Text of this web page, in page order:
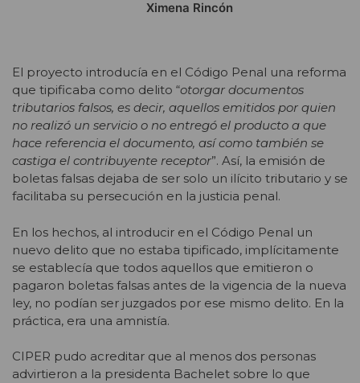
Ximena Rincón
El proyecto introducía en el Código Penal una reforma
que tipificaba como delito “otorgar documentos
tributarios falsos, es decir, aquellos emitidos por quien
no realizó un servicio o no entregó el producto a que
hace referencia el documento, así como también se
castiga el contribuyente receptor”. Así, la emisión de
boletas falsas dejaba de ser solo un ilícito tributario y se
facilitaba su persecución en la justicia penal.
En los hechos, al introducir en el Código Penal un
nuevo delito que no estaba tipificado, implícitamente
se establecía que todos aquellos que emitieron o
pagaron boletas falsas antes de la vigencia de la nueva
ley, no podían ser juzgados por ese mismo delito. En la
práctica, era una amnistía.
CIPER pudo acreditar que al menos dos personas
advirtieron a la presidenta Bachelet sobre lo que